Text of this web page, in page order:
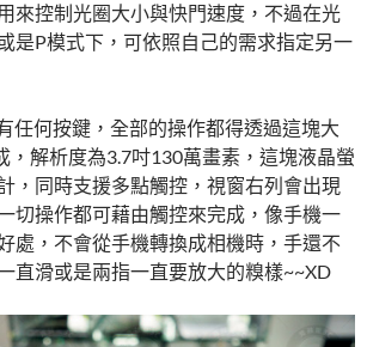
來控制光圈大小與快門速度，不過在光
是P模式下，可依照自己的需求指定另一
任何按鍵，全部的操作都得透過這塊大
，解析度為3.7吋130萬畫素，這塊液晶螢
，同時支援多點觸控，視窗右列會出現
切操作都可藉由觸控來完成，像手機一
處，不會從手機轉換成相機時，手還不
直滑或是兩指一直要放大的糗樣~~XD